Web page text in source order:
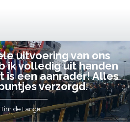
uitvoering van ons
ik volledig uit handen
is een aanrader! Alles
verzorgd.
Tim de Lange